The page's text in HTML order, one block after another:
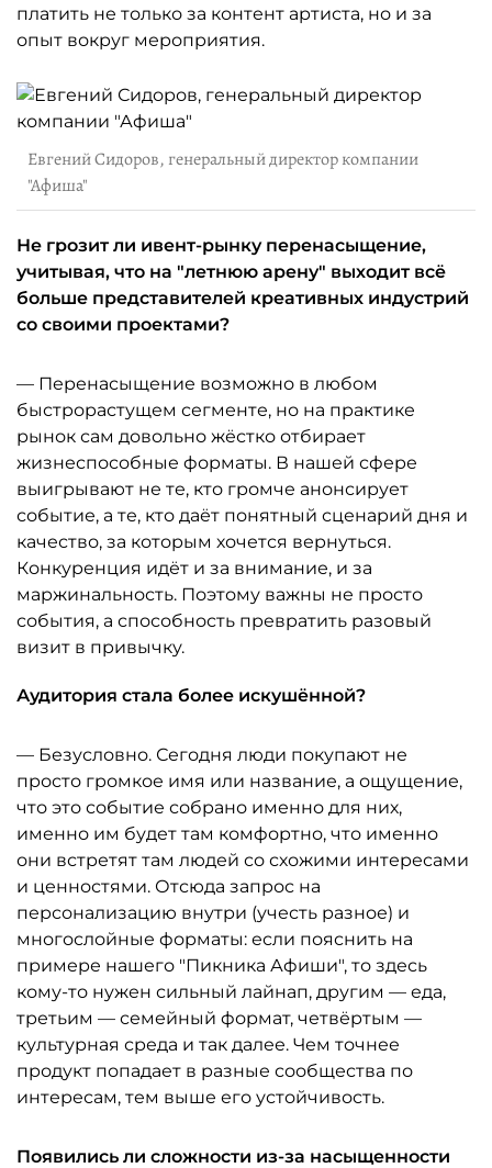
платить не только за контент артиста, но и за
опыт вокруг мероприятия.
Евгений Сидоров, генеральный директор компании
"Афиша"
Не грозит ли ивент-рынку перенасыщение,
учитывая, что на "летнюю арену" выходит всё
больше представителей креативных индустрий
со своими проектами?
— Перенасыщение возможно в любом
быстрорастущем сегменте, но на практике
рынок сам довольно жёстко отбирает
жизнеспособные форматы. В нашей сфере
выигрывают не те, кто громче анонсирует
событие, а те, кто даёт понятный сценарий дня и
качество, за которым хочется вернуться.
Конкуренция идёт и за внимание, и за
маржинальность. Поэтому важны не просто
события, а способность превратить разовый
визит в привычку.
Аудитория стала более искушённой?
— Безусловно. Сегодня люди покупают не
просто громкое имя или название, а ощущение,
что это событие собрано именно для них,
именно им будет там комфортно, что именно
они встретят там людей со схожими интересами
и ценностями. Отсюда запрос на
персонализацию внутри (учесть разное) и
многослойные форматы: если пояснить на
примере нашего "Пикника Афиши", то здесь
кому-то нужен сильный лайнап, другим — еда,
третьим — семейный формат, четвёртым —
культурная среда и так далее. Чем точнее
продукт попадает в разные сообщества по
интересам, тем выше его устойчивость.
Появились ли сложности из-за насыщенности